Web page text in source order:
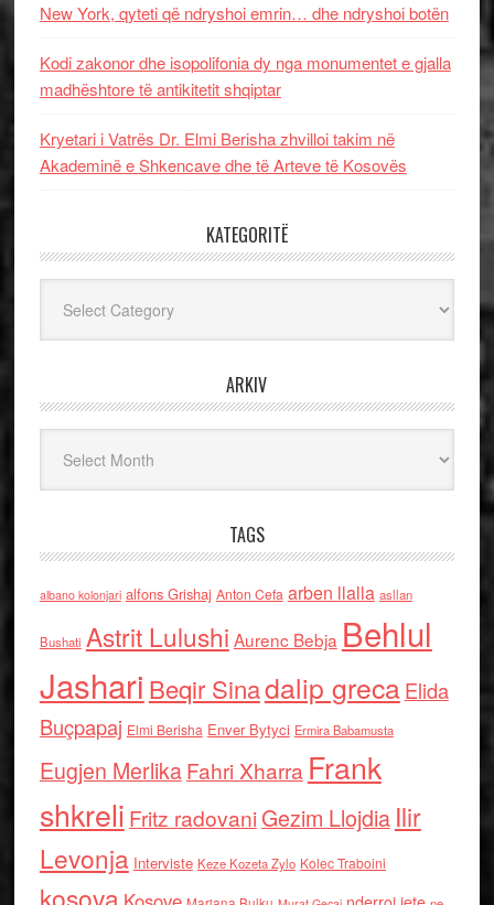
New York, qyteti që ndryshoi emrin… dhe ndryshoi botën
Kodi zakonor dhe isopolifonia dy nga monumentet e gjalla
madhështore të antikitetit shqiptar
Kryetari i Vatrës Dr. Elmi Berisha zhvilloi takim në
Akademinë e Shkencave dhe të Arteve të Kosovës
KATEGORITË
ARKIV
TAGS
albano kolonjari alfons Grishaj Anton Cefa arben llalla asllan
Bushati Astrit Lulushi Aurenc Bebja Behlul
Jashari Beqir Sinadalip grecaElida
Buçpapaj Elmi Berisha Enver Bytyci Ermira Babamusta
Eugjen MerlikaFahri Xharra Frank
shkreli Fritz radovaniGezim Llojdia Ilir
Levonja Interviste Keze Kozeta Zylo Kolec Traboini
kosova